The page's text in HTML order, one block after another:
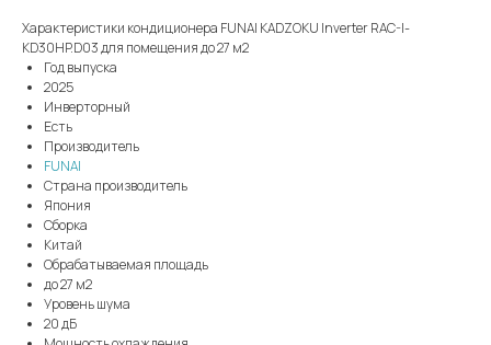
Характеристики кондиционера FUNAI KADZOKU Inverter RAC-I-
KD30HP.D03 для помещения до 27 м2
Год выпуска
2025
Инверторный
Есть
Производитель
FUNAI
Страна производитель
Япония
Сборка
Китай
Обрабатываемая площадь
до 27 м2
Уровень шума
20 дБ